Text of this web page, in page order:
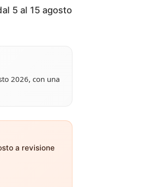
5 al 15 agosto
2026, con una
a revisione